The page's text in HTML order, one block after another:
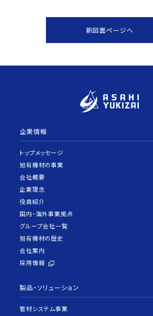
新図面ページへ
企業情報
トップメッセージ
旭有機材の事業
会社概要
企業理念
役員紹介
国内・海外事業拠点
グループ会社一覧
旭有機材の歴史
会社案内
採用情報
製品・ソリューション
管材システム事業